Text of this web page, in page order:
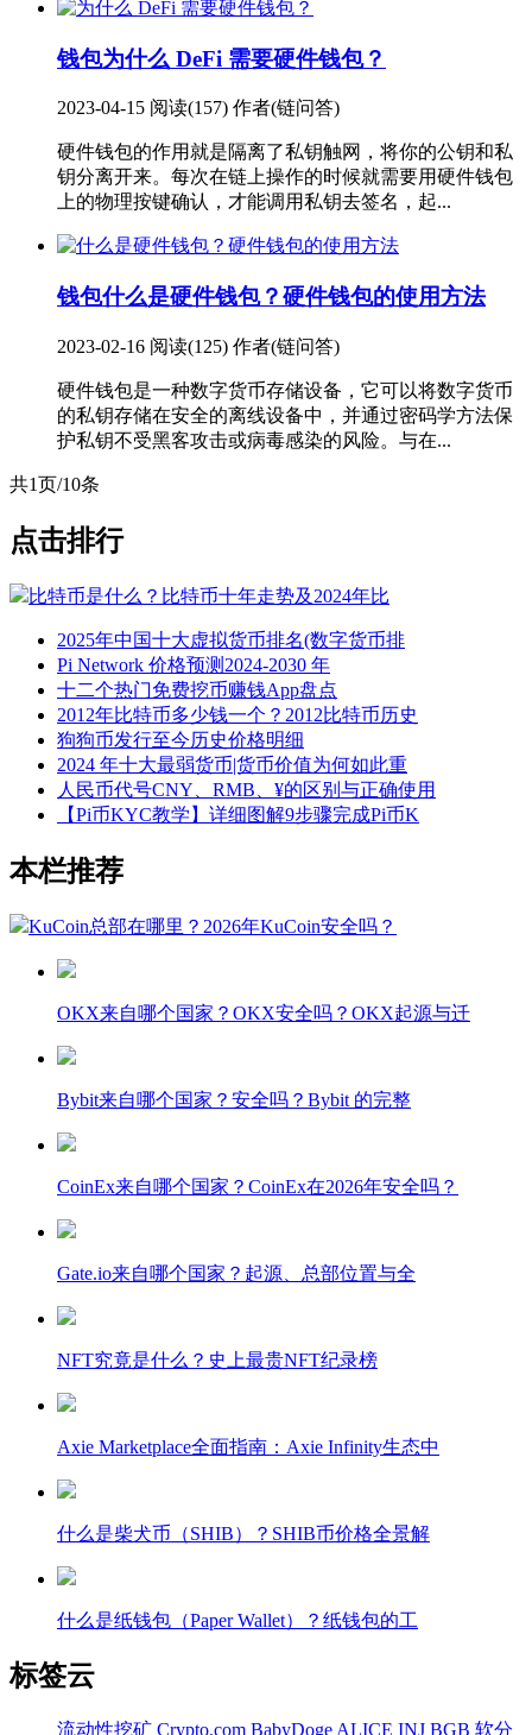
钱包为什么 DeFi 需要硬件钱包？
2023-04-15 阅读(157) 作者(链问答)
硬件钱包的作用就是隔离了私钥触网，将你的公钥和私
钥分离开来。每次在链上操作的时候就需要用硬件钱包
上的物理按键确认，才能调用私钥去签名，起...
钱包什么是硬件钱包？硬件钱包的使用方法
2023-02-16 阅读(125) 作者(链问答)
硬件钱包是一种数字货币存储设备，它可以将数字货币
的私钥存储在安全的离线设备中，并通过密码学方法保
护私钥不受黑客攻击或病毒感染的风险。与在...
共1页/10条
点击排行
比特币是什么？比特币十年走势及2024年比
2025年中国十大虚拟货币排名(数字货币排
Pi Network 价格预测2024-2030 年
十二个热门免费挖币赚钱App盘点
2012年比特币多少钱一个？2012比特币历史
狗狗币发行至今历史价格明细
2024 年十大最弱货币|货币价值为何如此重
人民币代号CNY、RMB、¥的区别与正确使用
【Pi币KYC教学】详细图解9步骤完成Pi币K
本栏推荐
KuCoin总部在哪里？2026年KuCoin安全吗？
OKX来自哪个国家？OKX安全吗？OKX起源与迁
Bybit来自哪个国家？安全吗？Bybit 的完整
CoinEx来自哪个国家？CoinEx在2026年安全吗？
Gate.io来自哪个国家？起源、总部位置与全
NFT究竟是什么？史上最贵NFT纪录榜
Axie Marketplace全面指南：Axie Infinity生态中
什么是柴犬币（SHIB）？SHIB币价格全景解
什么是纸钱包（Paper Wallet）？纸钱包的工
标签云
流动性挖矿 Crypto.com BabyDoge ALICE INJ BGB 软分